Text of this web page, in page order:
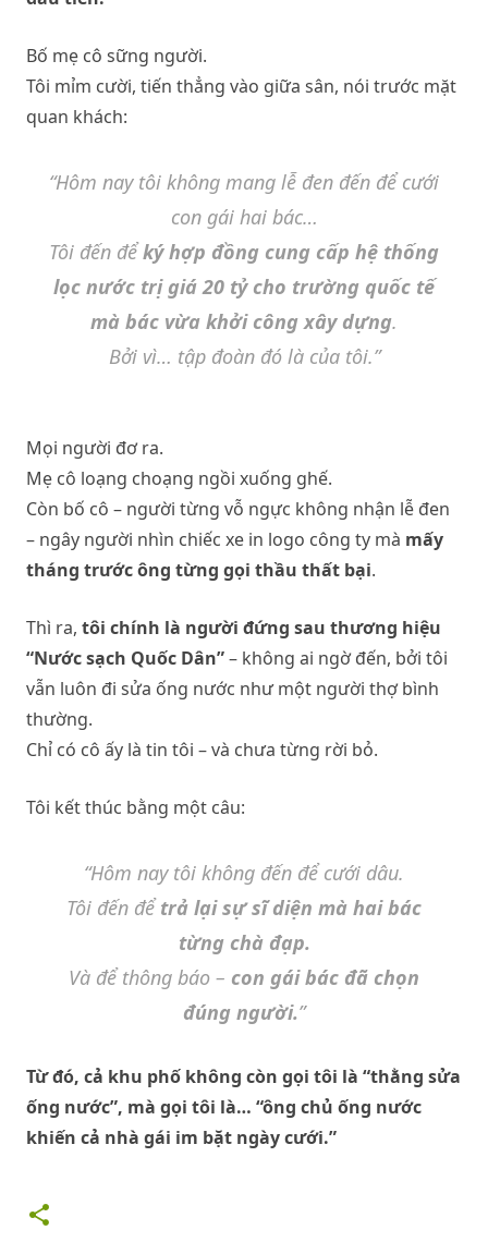
Bố mẹ cô sững người.
Tôi mỉm cười, tiến thẳng vào giữa sân, nói trước mặt
quan khách:
“Hôm nay tôi không mang lễ đen đến để cưới
con gái hai bác…
Tôi đến đểký hợp đồng cung cấp hệ thống
lọc nước trị giá 20 tỷ cho trường quốc tế
mà bác vừa khởi công xây dựng.
Bởi vì… tập đoàn đó là của tôi.”
Mọi người đơ ra.
Mẹ cô loạng choạng ngồi xuống ghế.
Còn bố cô – người từng vỗ ngực không nhận lễ đen
– ngây người nhìn chiếc xe in logo công ty mà mấy
tháng trước ông từng gọi thầu thất bại.
Thì ra, tôi chính là người đứng sau thương hiệu
“Nước sạch Quốc Dân”– không ai ngờ đến, bởi tôi
vẫn luôn đi sửa ống nước như một người thợ bình
thường.
Chỉ có cô ấy là tin tôi – và chưa từng rời bỏ.
Tôi kết thúc bằng một câu:
“Hôm nay tôi không đến để cưới dâu.
Tôi đến đểtrả lại sự sĩ diện mà hai bác
từng chà đạp.
Và để thông báo – con gái bác đã chọn
đúng người.”
Từ đó, cả khu phố không còn gọi tôi là “thằng sửa
ống nước”, mà gọi tôi là… “ông chủ ống nước
khiến cả nhà gái im bặt ngày cưới.”